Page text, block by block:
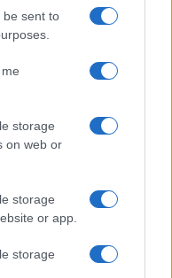
be sent to
storage
on web or
storage
or app.
storage
hatásvadász,
c. előadását, a
egyik legerősebb
a darab